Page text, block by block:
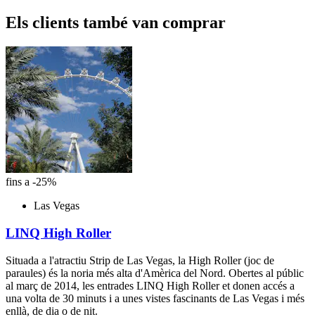
Els clients també van comprar
fins a -25%
Las Vegas
LINQ High Roller
Situada a l'atractiu Strip de Las Vegas, la High Roller (joc de
paraules) és la noria més alta d'Amèrica del Nord. Obertes al públic
al març de 2014, les entrades LINQ High Roller et donen accés a
una volta de 30 minuts i a unes vistes fascinants de Las Vegas i més
enllà, de dia o de nit.